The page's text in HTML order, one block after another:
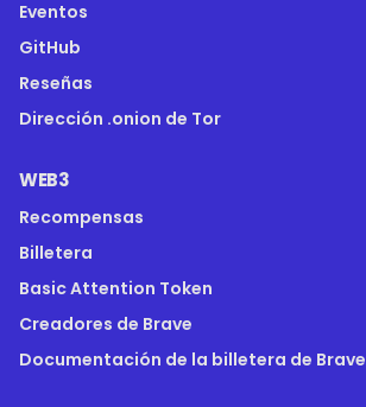
Eventos
GitHub
Reseñas
Dirección .onion de Tor
WEB3
Recompensas
Billetera
Basic Attention Token
Creadores de Brave
Documentación de la billetera de Brave